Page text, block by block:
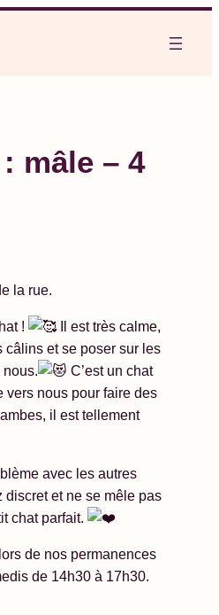
mâle – 4
la rue.
!
Il est très calme,
câlins et se poser sur les
C’est un chat
vers nous pour faire des
il est tellement
avec les autres
discret et ne se mêle pas
chat parfait.
de nos permanences
de 14h30 à 17h30.